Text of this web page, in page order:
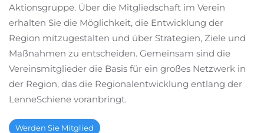
Aktionsgruppe. Über die Mitgliedschaft im Verein
erhalten Sie die Möglichkeit, die Entwicklung der
Region mitzugestalten und über Strategien, Ziele und
Maßnahmen zu entscheiden. Gemeinsam sind die
Vereinsmitglieder die Basis für ein großes Netzwerk in
der Region, das die Regionalentwicklung entlang der
LenneSchiene voranbringt.
Werden Sie Mitglied